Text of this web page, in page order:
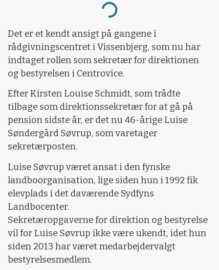
Loading...
Det er et kendt ansigt på gangene i
rådgivningscentret i Vissenbjerg, som nu har
indtaget rollen som sekretær for direktionen
og bestyrelsen i Centrovice.
Efter Kirsten Louise Schmidt, som trådte
tilbage som direktionssekretær for at gå på
pension sidste år, er det nu 46-årige Luise
Søndergård Søvrup, som varetager
sekretærposten.
Luise Søvrup været ansat i den fynske
landboorganisation, lige siden hun i 1992 fik
elevplads i det daværende Sydfyns
Landbocenter.
Sekretæropgaverne for direktion og bestyrelse
vil for Luise Søvrup ikke være ukendt, idet hun
siden 2013 har været medarbejdervalgt
bestyrelsesmedlem.